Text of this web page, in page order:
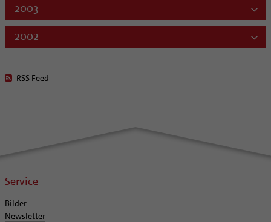
2003
2002
RSS Feed
Service
Bilder
Newsletter